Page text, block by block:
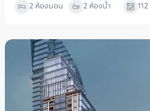
2 ห้องนอน 2 ห้องน้ำ 112